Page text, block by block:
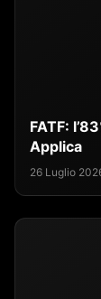
FATF:
Applica
26 Luglio